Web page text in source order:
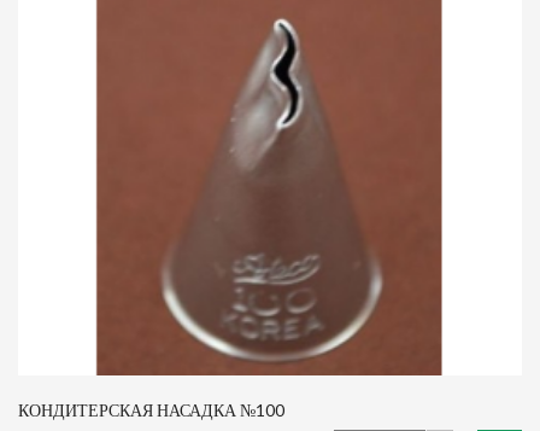
КОНДИТЕРСКАЯ НАСАДКА №100